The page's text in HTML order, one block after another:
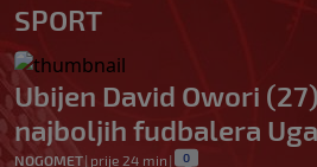
SPORT
Ubijen David Owori
najboljih fudbalera
NOGOMET| prije 24 min | 0